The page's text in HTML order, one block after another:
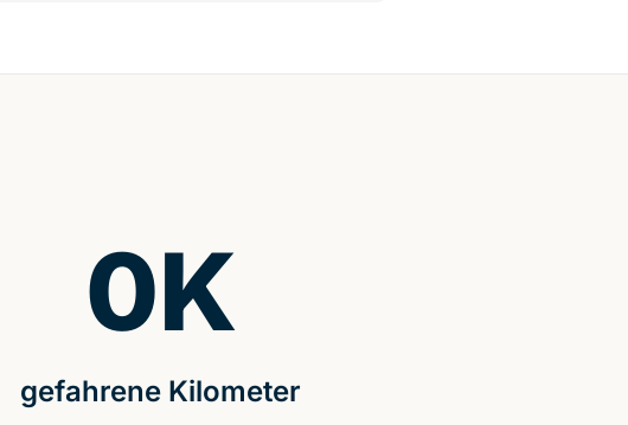
gefahrene Kilometer
0K